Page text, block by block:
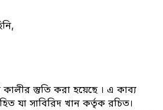
কালীর স্তুতি করা হয়েছে । এ কাব্য
যা সাবিরিদ খান কর্তৃক রচিত।